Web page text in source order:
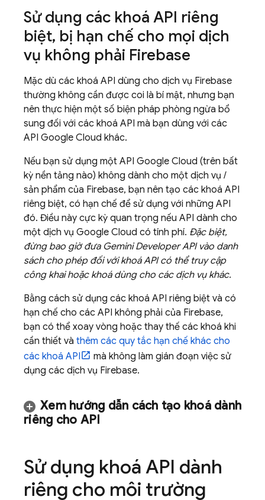
Sử dụng các khoá API riêng
biệt, bị hạn chế cho mọi dịch
vụ không phải Firebase
Mặc dù các khoá API dùng cho dịch vụ Firebase
thường không cần được coi là bí mật, nhưng bạn
nên thực hiện một số biện pháp phòng ngừa bổ
sung đối với các khoá API mà bạn dùng với các
API Google Cloud khác.
Nếu bạn sử dụng một API Google Cloud (trên bất
kỳ nền tảng nào) không dành cho một dịch vụ /
sản phẩm của Firebase, bạn nên tạo các khoá API
riêng biệt, có hạn chế để sử dụng với những API
đó. Điều này cực kỳ quan trọng nếu API dành cho
một dịch vụ Google Cloud có tính phí. Đặc biệt,
đừng bao giờ đưa Gemini Developer APIvào danh
sách cho phép đối với khoá API có thể truy cập
công khai hoặc khoá dùng cho các dịch vụ khác.
Bằng cách sử dụng các khoá API riêng biệt và có
hạn chế cho các API không phải của Firebase,
bạn có thể xoay vòng hoặc thay thế các khoá khi
cần thiết và thêm các quy tắc hạn chế khác cho
các khoá API
mà không làm gián đoạn việc sử
dụng các dịch vụ Firebase.
Xem hướng dẫn cách tạo khoá dành
riêng cho API
Sử dụng khoá API dành
riêng cho môi trường